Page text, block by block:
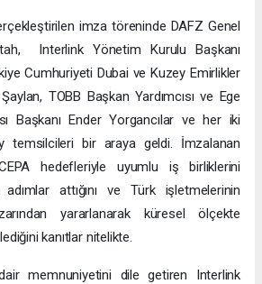
imza töreninde DAFZ Genel
Interlink Yönetim Kurulu Başkanı
Cumhuriyeti Dubai ve Kuzey Emirlikler
TOBB Başkan Yardımcısı ve Ege
Başkanı Ender Yorgancılar ve her iki
temsilcileri bir araya geldi. İmzalanan
hedefleriyle uyumlu iş birliklerini
adımlar attığını ve Türk işletmelerinin
yararlanarak küresel ölçekte
kanıtlar nitelikte.
memnuniyetini dile getiren Interlink